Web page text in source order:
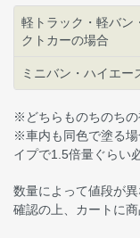
軽トラック・軽バン
クトカーの場合
ミニバン・ハイエー
※どちらものちのち
※車内も同色で塗る
イプで1.5倍量ぐらい
数量によって値段が
確認の上、カートに